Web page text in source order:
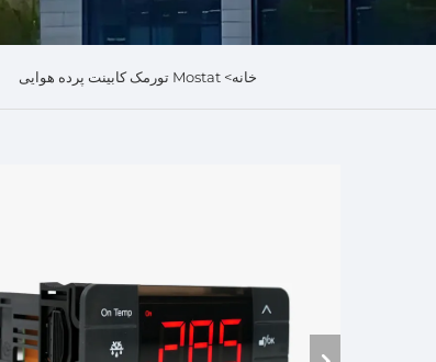
خانه> Mostat تورمک کابینت پرده هوایی